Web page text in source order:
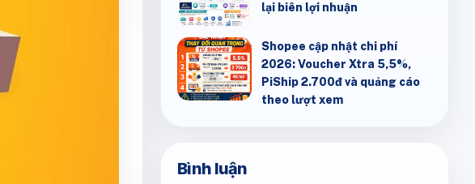
lại biên lợi nhuận
Shopee cập nhật chi phí
2026: Voucher Xtra 5,5%,
PiShip 2.700đ và quảng cáo
theo lượt xem
Bình luận